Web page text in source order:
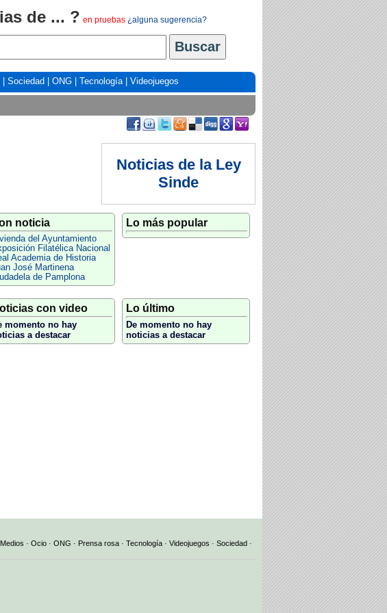
de ... ? en pruebas ¿alguna sugerencia?
Sociedad ONG Tecnología| Videojuegos
Noticias de la Ley
Sinde
noticia
del Ayuntamiento
Filatélica Nacional
Academia de Historia
José Martinena
de Pamplona
Lo más popular
con video
momento no hay
a destacar
Lo último
De momento no hay
noticias a destacar
Medios · Ocio · ONG · Prensa rosa · Tecnología · Videojuegos · Sociedad ·